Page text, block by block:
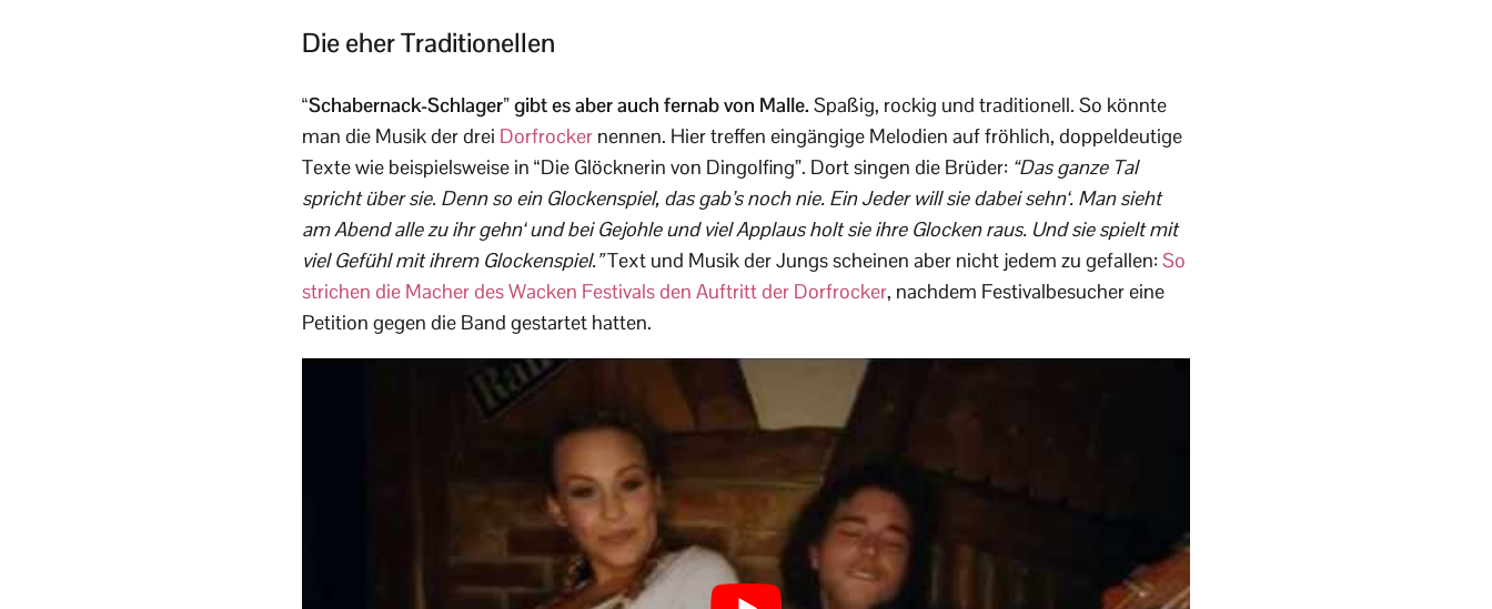
Die eher Traditionellen
“Schabernack-Schlager” gibt es aber auch fernab von Malle. Spaßig, rockig und traditionell. So könnte
man die Musik der drei Dorfrocker nennen. Hier treffen eingängige Melodien auf fröhlich, doppeldeutige
Texte wie beispielsweise in “Die Glöcknerin von Dingolfing”. Dort singen die Brüder: “Das ganze Tal
spricht über sie. Denn so ein Glockenspiel, das gab’s noch nie. Ein Jeder will sie dabei sehn‘. Man sieht
am Abend alle zu ihr gehn‘ und bei Gejohle und viel Applaus holt sie ihre Glocken raus. Und sie spielt mit
viel Gefühl mit ihrem Glockenspiel.”Text und Musik der Jungs scheinen aber nicht jedem zu gefallen: So
strichen die Macher des Wacken Festivals den Auftritt der Dorfrocker, nachdem Festivalbesucher eine
Petition gegen die Band gestartet hatten.